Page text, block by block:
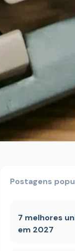
Postagens
7 melhores
em 2027